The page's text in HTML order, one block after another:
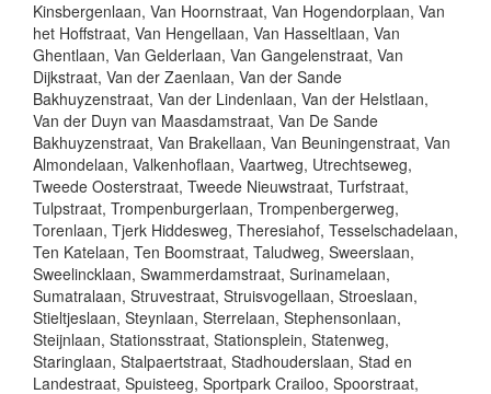
Kinsbergenlaan, Van Hoornstraat, Van Hogendorplaan, Van
het Hoffstraat, Van Hengellaan, Van Hasseltlaan, Van
Ghentlaan, Van Gelderlaan, Van Gangelenstraat, Van
Dijkstraat, Van der Zaenlaan, Van der Sande
Bakhuyzenstraat, Van der Lindenlaan, Van der Helstlaan,
Van der Duyn van Maasdamstraat, Van De Sande
Bakhuyzenstraat, Van Brakellaan, Van Beuningenstraat, Van
Almondelaan, Valkenhoflaan, Vaartweg, Utrechtseweg,
Tweede Oosterstraat, Tweede Nieuwstraat, Turfstraat,
Tulpstraat, Trompenburgerlaan, Trompenbergerweg,
Torenlaan, Tjerk Hiddesweg, Theresiahof, Tesselschadelaan,
Ten Katelaan, Ten Boomstraat, Taludweg, Sweerslaan,
Sweelincklaan, Swammerdamstraat, Surinamelaan,
Sumatralaan, Struvestraat, Struisvogellaan, Stroeslaan,
Stieltjeslaan, Steynlaan, Sterrelaan, Stephensonlaan,
Steijnlaan, Stationsstraat, Stationsplein, Statenweg,
Staringlaan, Stalpaertstraat, Stadhouderslaan, Stad en
Landestraat, Spuisteeg, Sportpark Crailoo, Spoorstraat,